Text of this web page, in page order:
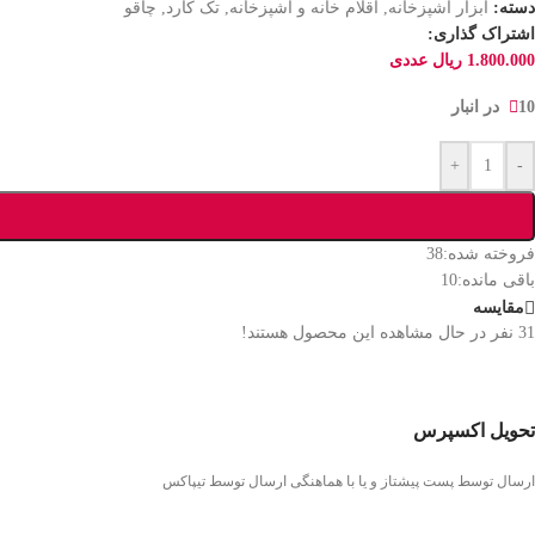
دسته: ابزار آشپزخانه, اقلام خانه و آشپزخانه, تک کارد, چاقو
اشتراک گذاری:
1.800.000 ریال عددی
10 در انبار
-
+
فروخته شده:38
باقی مانده:10
مقایسه
31 نفر در حال مشاهده این محصول هستند!
تحویل اکسپرس
ارسال توسط پست پیشتاز و یا با هماهنگی ارسال توسط تیپاکس